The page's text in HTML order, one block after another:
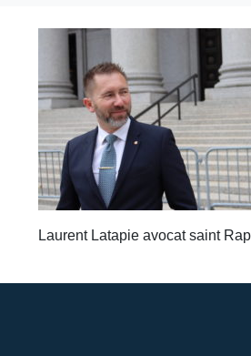
Laurent Latapie avocat saint